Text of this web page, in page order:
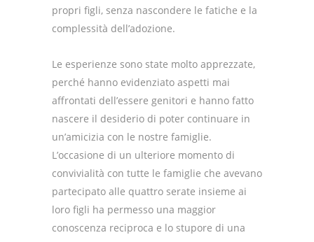
propri figli, senza nascondere le fatiche e la
complessità dell’adozione.
Le esperienze sono state molto apprezzate,
perché hanno evidenziato aspetti mai
affrontati dell’essere genitori e hanno fatto
nascere il desiderio di poter continuare in
un’amicizia con le nostre famiglie.
L’occasione di un ulteriore momento di
convivialità con tutte le famiglie che avevano
partecipato alle quattro serate insieme ai
loro figli ha permesso una maggior
conoscenza reciproca e lo stupore di una